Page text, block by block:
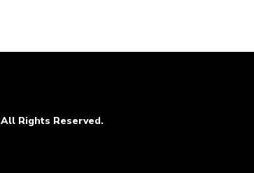
All Rights Reserved.